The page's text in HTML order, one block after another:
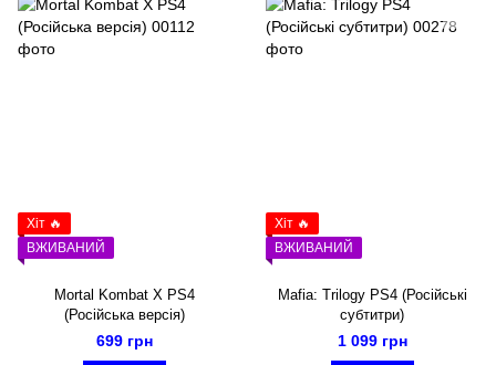
Хіт 🔥
ВЖИВАНИЙ
Mortal Kombat X PS4
(Російська версія)
699 грн
Хіт 🔥
ВЖИВАНИЙ
Mafia: Trilogy PS4 (Російські
субтитри)
1 099 грн